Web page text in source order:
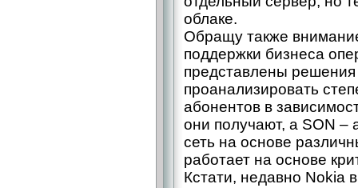
облаке.
Обращу также
поддержки бизнеса
представлены
проанализировать
абонентов в
они получают, а SON –
сеть на основе
работает на основе
Кстати, недавно Nokia